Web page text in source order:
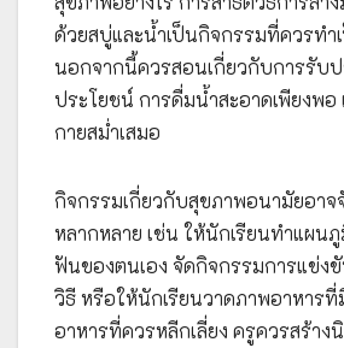
ด้วยสบู่และน้ำเป็นกิจกรรมที่ควรทำ
นอกจากนี้ควรสอนเกี่ยวกับการรับ
ประโยชน์ การดื่มน้ำสะอาดเพียงพอ
กายสม่ำเสมอ
กิจกรรมเกี่ยวกับสุขภาพอนามัยอา
หลากหลาย เช่น ให้นักเรียนทำแผน
ฟันของตนเอง จัดกิจกรรมการแข่ง
วิธี หรือให้นักเรียนวาดภาพอาหาร
อาหารที่ควรหลีกเลี่ยง ครูควรสร้าง